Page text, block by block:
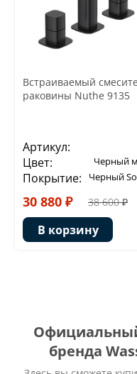
Встраиваемый
раковины Nuthe 9135
Артикул:
Цвет: Черный
Покрытие: Черный
30 880 ₽ 38 600 ₽
В корзину
бренда